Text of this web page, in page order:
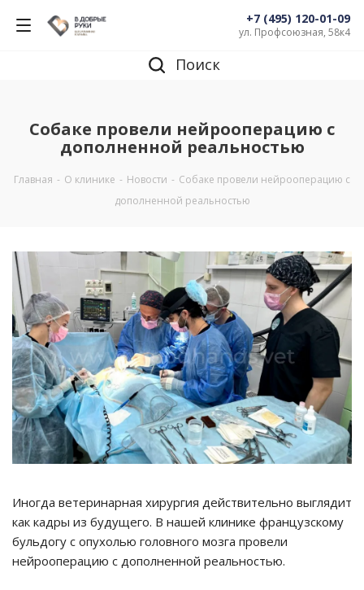
+7 (495) 120-01-09
ул. Профсоюзная, 58к4
Поиск
Собаке провели нейрооперацию с
дополненной реальностью
Главная - О клинике - Новости - Собаке провели нейрооперацию с
дополненной реальностью
Иногда ветеринарная хирургия действительно выглядит
как кадры из будущего. В нашей клинике французскому
бульдогу с опухолью головного мозга провели
нейрооперацию с дополненной реальностью.